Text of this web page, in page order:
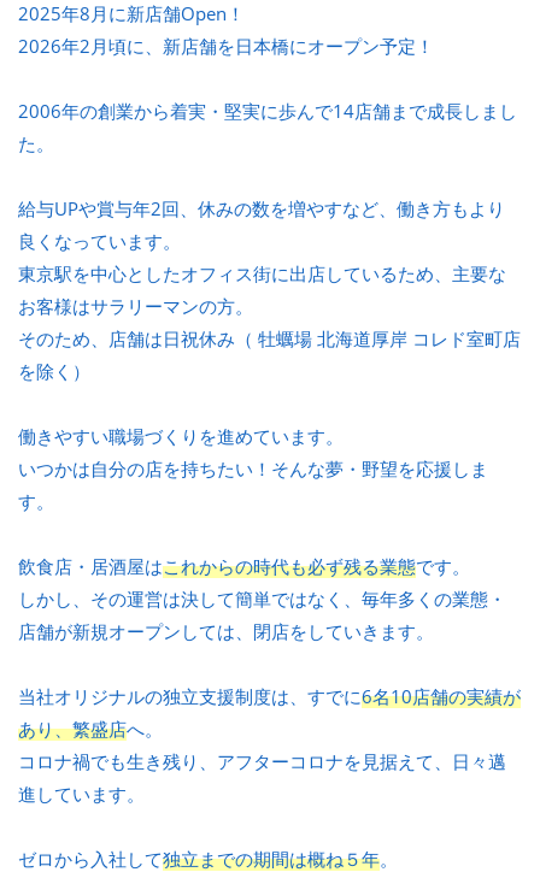
2025年8月に新店舗Open！
2026年2月頃に、新店舗を日本橋にオープン予定！
2006年の創業から着実・堅実に歩んで14店舗まで成長しまし
た。
給与UPや賞与年2回、休みの数を増やすなど、働き方もより
良くなっています。
東京駅を中心としたオフィス街に出店しているため、主要な
お客様はサラリーマンの方。
そのため、店舗は日祝休み（ 牡蠣場 北海道厚岸 コレド室町店
を除く）
働きやすい職場づくりを進めています。
いつかは自分の店を持ちたい！そんな夢・野望を応援しま
す。
飲食店・居酒屋はこれからの時代も必ず残る業態です。
しかし、その運営は決して簡単ではなく、毎年多くの業態・
店舗が新規オープンしては、閉店をしていきます。
当社オリジナルの独立支援制度は、すでに6名10店舗の実績が
あり、繁盛店へ。
コロナ禍でも生き残り、アフターコロナを見据えて、日々邁
進しています。
ゼロから入社して独立までの期間は概ね５年。